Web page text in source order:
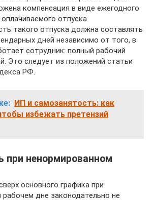
компенсация в виде ежегодного
отпуска.
такого отпуска должна составлять
дней независимо от того, в
сотрудник: полный рабочий
Это следует из положений статьи
РФ.
ИП и самозанятость: как
избежать претензий
при ненормированном
основного графика при
дне законодательно не